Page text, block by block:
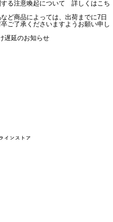
する注意喚起について 詳しくはこち
ど商品によっては、出荷までに7日
ご了承くださいますようお願い申し
遅延のお知らせ